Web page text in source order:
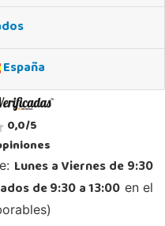
Sol 2, mediana 2-A
España
0,0/5
Lunes a Viernes de 9:30
de 9:30 a 13:00 en el